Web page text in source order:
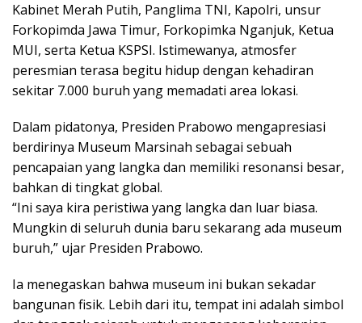
Kabinet Merah Putih, Panglima TNI, Kapolri, unsur
Forkopimda Jawa Timur, Forkopimka Nganjuk, Ketua
MUI, serta Ketua KSPSI. Istimewanya, atmosfer
peresmian terasa begitu hidup dengan kehadiran
sekitar 7.000 buruh yang memadati area lokasi.
Dalam pidatonya, Presiden Prabowo mengapresiasi
berdirinya Museum Marsinah sebagai sebuah
pencapaian yang langka dan memiliki resonansi besar,
bahkan di tingkat global.
“Ini saya kira peristiwa yang langka dan luar biasa.
Mungkin di seluruh dunia baru sekarang ada museum
buruh,” ujar Presiden Prabowo.
Ia menegaskan bahwa museum ini bukan sekadar
bangunan fisik. Lebih dari itu, tempat ini adalah simbol